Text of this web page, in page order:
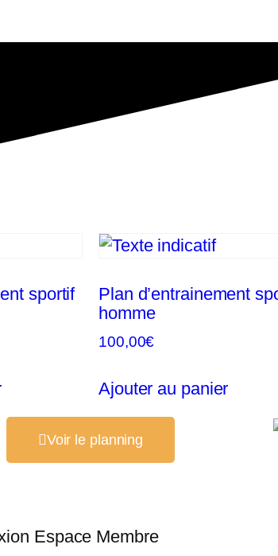
sportif
Plan d’entrainement
homme
100,00€
Ajouter au panier
Voir le planning
Espace Membre